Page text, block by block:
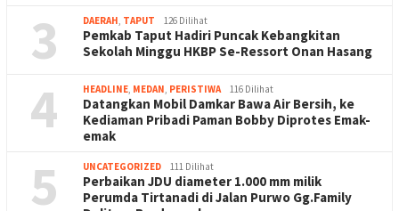
3 DAERAH, TAPUT 126 Dilihat
Pemkab Taput Hadiri Puncak Kebangkitan
Sekolah Minggu HKBP Se-Ressort Onan Hasang
4 HEADLINE, MEDAN, PERISTIWA 116 Dilihat
Datangkan Mobil Damkar Bawa Air Bersih, ke
Kediaman Pribadi Paman Bobby Diprotes Emak-
emak
5 UNCATEGORIZED 111 Dilihat
Perbaikan JDU diameter 1.000 mm milik
Perumda Tirtanadi di Jalan Purwo Gg.Family